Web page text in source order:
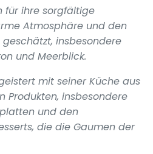
für ihre sorgfältige
Atmosphäre und den
insbesondere
und Meerblick.
mit seiner Küche aus
Produkten, insbesondere
und den
die die Gaumen der